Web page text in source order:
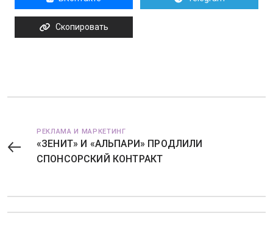
Скопировать
РЕКЛАМА И МАРКЕТИНГ
«ЗЕНИТ» И «АЛЬПАРИ» ПРОДЛИЛИ
СПОНСОРСКИЙ КОНТРАКТ